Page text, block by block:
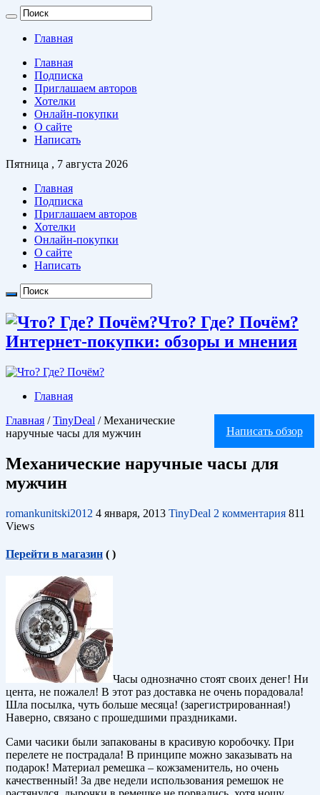
Главная
Главная
Подписка
Приглашаем авторов
Хотелки
Онлайн-покупки
О сайте
Написать
Пятница , 7 августа 2026
Главная
Подписка
Приглашаем авторов
Хотелки
Онлайн-покупки
О сайте
Написать
Что? Где? Почём?
Интернет-покупки: обзоры и мнения
Главная
Написать обзор
Главная / TinyDeal / Механические
наручные часы для мужчин
Механические наручные часы для
мужчин
romankunitski2012 4 января, 2013 TinyDeal 2 комментария 811
Views
Перейти в магазин ( )
Часы однозначно стоят своих денег! Ни
цента, не пожалел! В этот раз доставка не очень порадовала!
Шла посылка, чуть больше месяца! (зарегистрированная!)
Наверно, связано с прошедшими праздниками.
Сами часики были запакованы в красивую коробочку. При
перелете не пострадала! В принципе можно заказывать на
подарок! Материал ремешка – кожзаменитель, но очень
качественный! За две недели использования ремешок не